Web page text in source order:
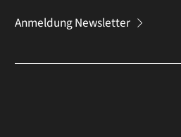
Anmeldung Newsletter